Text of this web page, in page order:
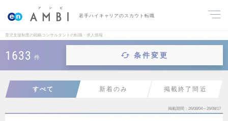
若手ハイキャリアのスカウト転職
育児支援制度の戦略コンサルタントの転職・求人情報
1633 件 条件変更
すべて 新着のみ 掲載終了間近
掲載期間 26/08/04～26/08/17